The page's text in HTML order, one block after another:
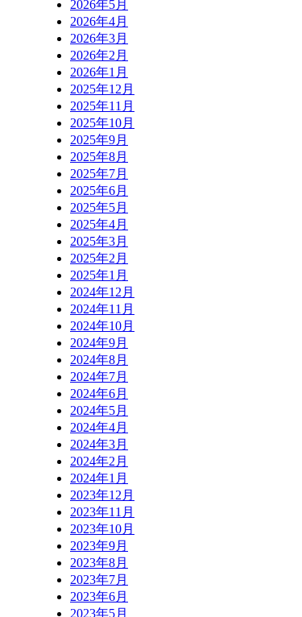
2026年5月
2026年4月
2026年3月
2026年2月
2026年1月
2025年12月
2025年11月
2025年10月
2025年9月
2025年8月
2025年7月
2025年6月
2025年5月
2025年4月
2025年3月
2025年2月
2025年1月
2024年12月
2024年11月
2024年10月
2024年9月
2024年8月
2024年7月
2024年6月
2024年5月
2024年4月
2024年3月
2024年2月
2024年1月
2023年12月
2023年11月
2023年10月
2023年9月
2023年8月
2023年7月
2023年6月
2023年5月